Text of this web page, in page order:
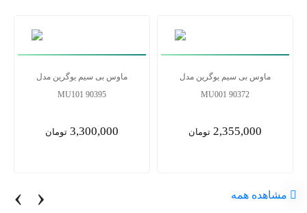
ماوس بی سیم یوگرین مدل
MU101 90395
3,300,000 تومان
ماوس بی سیم یوگرین مدل
MU001 90372
2,355,000 تومان
‹ › مشاهده همه